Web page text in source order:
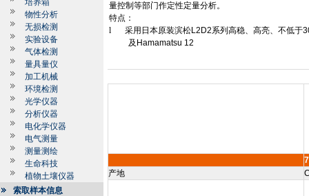
培养箱
物性分析
无损检测
实验设备
气体检测
量具量仪
加工机械
环境检测
光学仪器
分析仪器
电化学仪器
电气测量
测量测绘
生命科技
植物土壤仪器
索取样本信息
量控制等部门作定性定量分析。
特点：
l
采用日本原装滨松L2D2系列高稳、高亮、不低于
及 Hamamatsu 12
产地